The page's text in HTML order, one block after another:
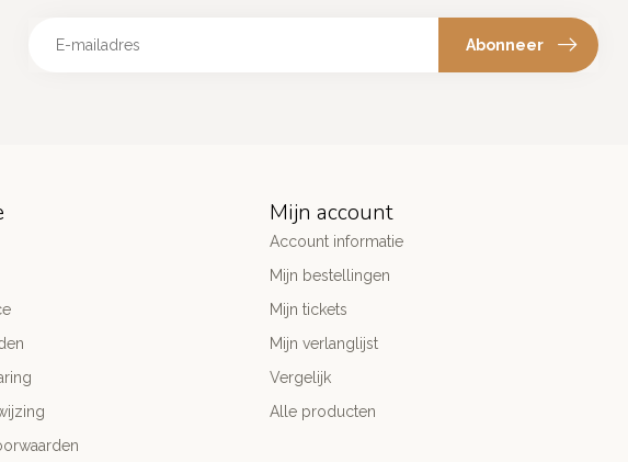
Abonneer
Mijn account
Account informatie
Mijn bestellingen
Mijn tickets
Mijn verlanglijst
Vergelijk
Alle producten